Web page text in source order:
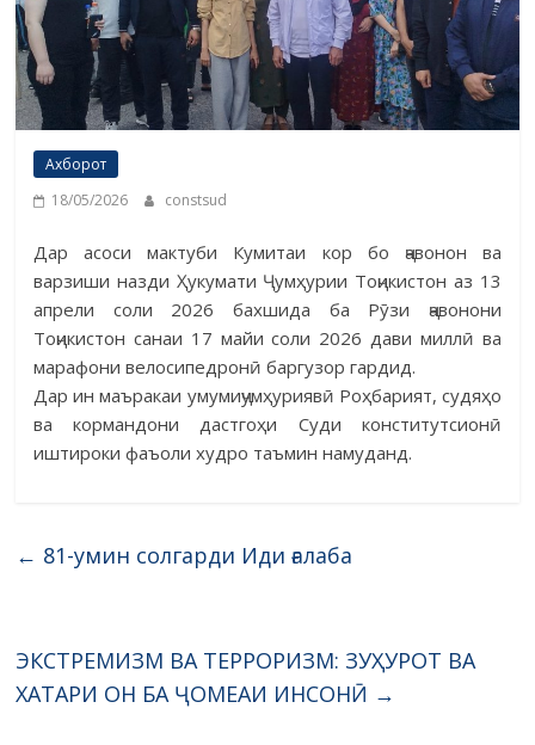
Ахборот
18/05/2026
constsud
Дар асоси мактуби Кумитаи кор бо ҷавонон ва
варзиши назди Ҳукумати Ҷумҳурии Тоҷикистон аз 13
апрели соли 2026 бахшида ба Рӯзи ҷавонони
Тоҷикистон санаи 17 майи соли 2026 дави миллӣ ва
марафони велосипедронӣ баргузор гардид.
Дар ин маъракаи умумиҷумҳуриявӣ Роҳбарият, судяҳо
ва кормандони дастгоҳи Суди конститутсионӣ
иштироки фаъоли худро таъмин намуданд.
← 81-умин солгарди Иди ғалаба
ЭКСТРЕМИЗМ ВА ТЕРРОРИЗМ: ЗУҲУРОТ ВА
ХАТАРИ ОН БА ҶОМЕАИ ИНСОНӢ →